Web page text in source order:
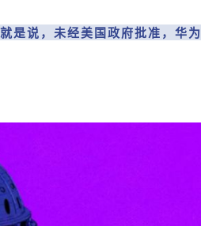
是说，未经美国政府批准，华